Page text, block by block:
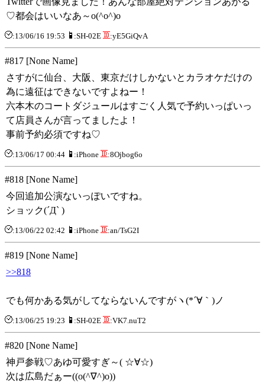
♡都会はいいなあ～o(^o^)o
:13/06/16 19:53 :SH-02E :yE5GiQvA
#817 [None Name]
さすがに仙台、大阪、東京だけしかないとカラオケだけの
為に遠征はできないですよねー！
六本木のコートダジュールはすごく人気で予約いっぱいっ
て店員さんが言ってましたよ！
事前予約必須ですね♡
:13/06/17 00:44 :iPhone :8Ojbog6o
#818 [None Name]
今回追加公演ないっぽいですね。
ショック(´Д` )
:13/06/22 02:42 :iPhone :an/TsG2I
#819 [None Name]
>>818
でも何かある気がしてならないんですがヽ(*´∀｀)ノ
:13/06/25 19:23 :SH-02E :VK7.nuT2
#820 [None Name]
神戸参戦♡あゆ可愛すぎ～( ☆∀☆)
次は広島だぁー((o(^∇^)o))